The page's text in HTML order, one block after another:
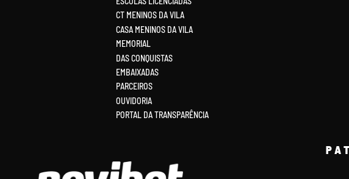
CT MENINOS DA VILA
CASA MENINOS DA VILA
MEMORIAL
DAS CONQUISTAS
EMBAIXADAS
PARCEIROS
OUVIDORIA
PORTAL DA TRANSPARÊNCIA